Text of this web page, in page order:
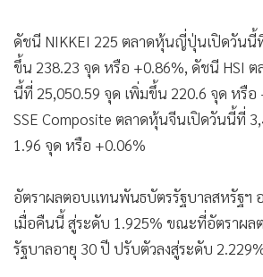
• จีน
• ชุมชน-คุณภาพชีวิต
• อาชญากรรม
• Motoring
• เกม
• SMEs
• หุ้น
• อินโดจีน
ดัชนี NIKKEI 225 ตลาดหุ้นญี่ปุ่นเปิดวันนี้
ขึ้น 238.23 จุด หรือ +0.86%, ดัชนี HSI ต
นี้ที่ 25,050.59 จุด เพิ่มขึ้น 220.6 จุด หรื
SSE Composite ตลาดหุ้นจีนเปิดวันนี้ที่
1.96 จุด หรือ +0.06%
อัตราผลตอบแทนพันธบัตรรัฐบาลสหรัฐฯ
เมื่อคืนนี้ สู่ระดับ 1.925% ขณะที่อัตราผ
รัฐบาลอายุ 30 ปี ปรับตัวลงสู่ระดับ